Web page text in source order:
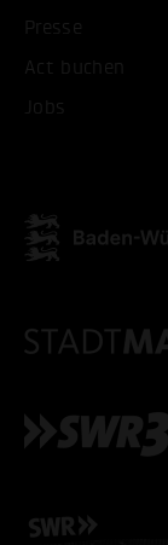
Presse
Act buchen
Jobs